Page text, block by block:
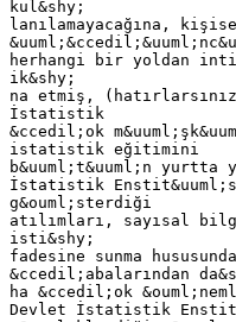
kul&shy;
lanılamayacağına,
herhangi bir yoldan
ik&shy;
na etmiş,
İstatistik
&ccedil;ok
istatistik eğitimini
b&uuml;t&uuml;n
İstatistik
g&ouml;sterdiği
atılımları, sayısal
isti&shy;
fadesine sunma
&ccedil;abalarından
ha &ccedil;ok
Devlet İstatistik